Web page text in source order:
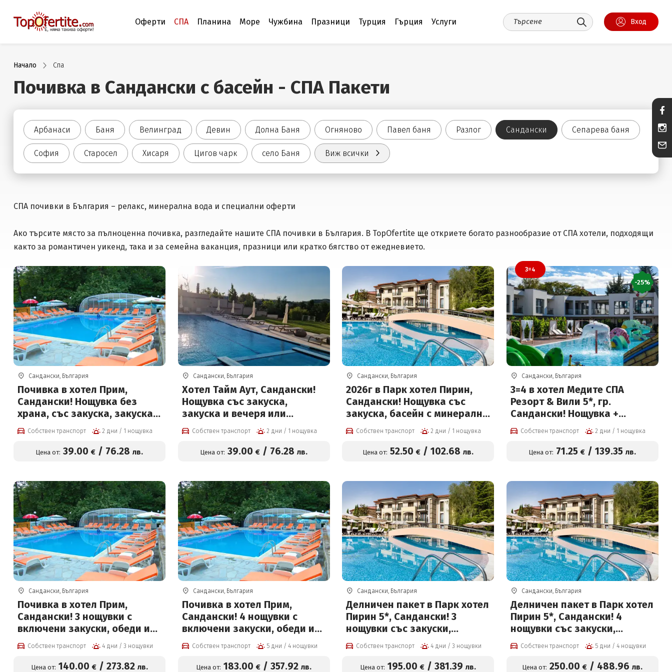
Оферти СПА Планина Море Чужбина Празници Турция Гърция Услуги Вход
Начало Спа
Почивка в Сандански с басейн - СПА Пакети
Арбанаси Баня Велинград Девин Долна Баня Огняново Павел баня Разлог Сандански Сепарева баня
София Старосел Хисаря Цигов чарк село Баня Виж всички
СПА почивки в България – релакс, минерална вода и специални оферти
Ако търсите място за пълноценна почивка, разгледайте нашите СПА почивки в България. В TopOfertite ще откриете богато разнообразие от СПА хотели, подходящи
както за романтичен уикенд, така и за семейна ваканция, празници или кратко бягство от ежедневието.
Сандански, България
Почивка в хотел Прим,
Сандански! Нощувка без
храна, със закуска, закуска и
вечеря или пълен пансион +
басейн, сауна и парна баня
на цени от 39 € на човек
Собствен транспорт 2 дни / 1 нощувка
Цена от: 39.00 € / 76.28 лв.
Сандански, България
Хотел Тайм Аут, Сандански!
Нощувка със закуска,
закуска и вечеря или
закуска, обяд и вечеря,
външен и вътрешен басейн,
детски басейн и джакузи на
Собствен транспорт 2 дни / 1 нощувка
Цена от: 39.00 € / 76.28 лв.
Сандански, България
2026г в Парк хотел Пирин,
Сандански! Нощувка със
закуска, басейн с минерална
вода и СПА център
Собствен транспорт 2 дни / 1 нощувка
Цена от: 52.50 € /102.68 лв.
3=4
-25%
Сандански, България
3=4 в хотел Медите СПА
Резорт & Вили 5*, гр.
Сандански! Нощувка +
закуска, вечеря, басейни с
минерална вода и СПА пакет
+ Безплатно за деца до 12 г
Собствен транспорт 2 дни / 1 нощувка
Цена от: 71.25 € /139.35 лв.
Сандански, България
Почивка в хотел Прим,
Сандански! 3 нощувки с
включени закуски, обеди и
вечери + басейн, сауна и
парна баня!
Собствен транспорт 4 дни / 3 нощувки
Цена от: 140.00 €/ 273.82 лв.
Сандански, България
Почивка в хотел Прим,
Сандански! 4 нощувки с
включени закуски, обеди и
вечери + басейн, сауна и
парна баня!
Собствен транспорт 5 дни / 4 нощувки
Цена от: 183.00 € /357.92 лв.
Сандански, България
Делничен пакет в Парк хотел
Пирин 5*, Сандански! 3
нощувки със закуски,
вечери, масаж, басейн с
минерална вода и СПА
център на цени от 195 евро
Собствен транспорт 4 дни / 3 нощувки
Цена от: 195.00 € /381.39 лв.
Сандански, България
Делничен пакет в Парк хотел
Пирин 5*, Сандански! 4
нощувки със закуски,
вечери, масаж, басейн с
минерална вода и СПА
център на цени от 250 евро
Собствен транспорт 5 дни / 4 нощувки
Цена от: 250.00 € / 488.96 лв.